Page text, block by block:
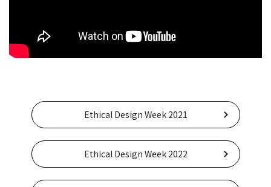
Ethical Design Week 2021
Ethical Design Week 2022